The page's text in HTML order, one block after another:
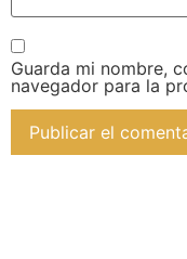
Guarda mi nombre,
navegador para la